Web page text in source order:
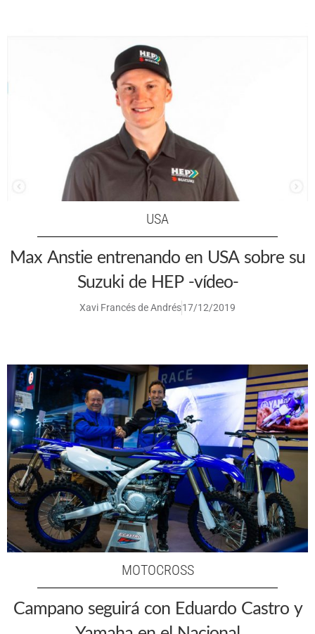
USA
Max Anstie entrenando en USA sobre su
Suzuki de HEP -vídeo-
Xavi Francés de Andrés17/12/2019
MOTOCROSS
Campano seguirá con Eduardo Castro y